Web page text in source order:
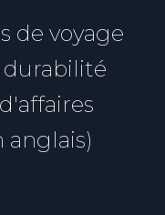
de voyage
durabilité
anglais)